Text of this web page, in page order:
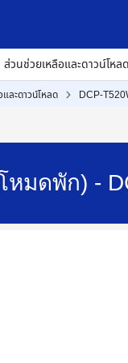
ส่วนช่วยเหลือและดาวน์โหล
ละดาวน์โหลด DCP-
หมดพัก) -